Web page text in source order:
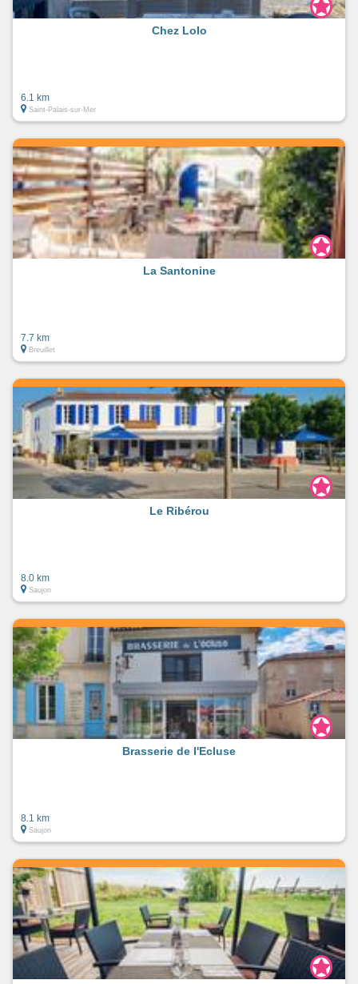
Chez Lolo
6.1 km
Saint-Palais-sur-Mer
La Santonine
7.7 km
Breuillet
Le Ribérou
8.0 km
Saujon
Brasserie de l'Ecluse
8.1 km
Saujon